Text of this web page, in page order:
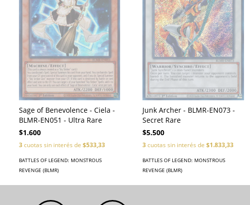
Sage of Benevolence - Ciela -
BLMR-EN051 - Ultra Rare
$1.600
3cuotas sin interés de $533,33
BATTLES OF LEGEND: MONSTROUS
REVENGE (BLMR)
Junk Archer - BLMR-EN073 -
Secret Rare
$5.500
3cuotas sin interés de$1.833,33
BATTLES OF LEGEND: MONSTROUS
REVENGE (BLMR)